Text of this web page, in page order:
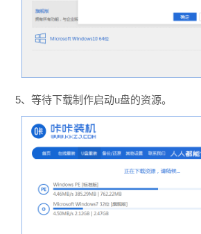
5、等待下载制作启动u盘的资源。